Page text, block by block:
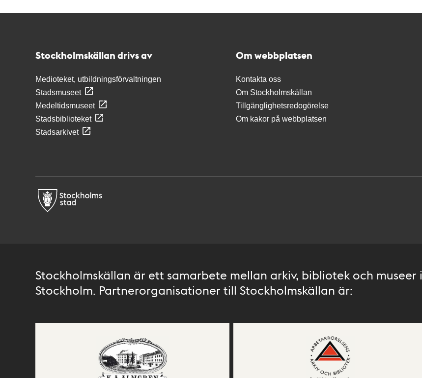
Stockholmskällan drivs av
Medioteket, utbildningsförvaltningen
Stadsmuseet
Medeltidsmuseet
Stadsbiblioteket
Stadsarkivet
Om webbplatsen
Kontakta oss
Om Stockholmskällan
Tillgänglighetsredogörelse
Om kakor på webbplatsen
Stockholmskällan är ett samarbete mellan arkiv, bibliotek och museer i
Stockholm. Partnerorganisationer till Stockholmskällan är: